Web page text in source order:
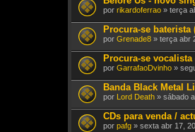
por rikardoferrao » terça
Procura-se baterista
por Grenade8 » terça abr
Procura-se
por GarrafaoDvinho »
Banda Black Metal
por Lord Death » sábado
CDs para venda /
por pafg » sexta abr 17,